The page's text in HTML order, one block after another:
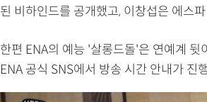
된 비하인드를 공개했고, 이창섭은 에스
한편 ENA의 예능 '살롱드돌'은 연예계
ENA 공식 SNS에서 방송 시간 안내가 진